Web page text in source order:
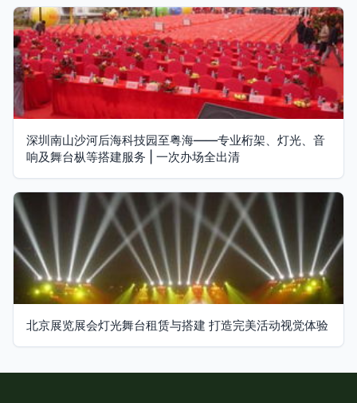
深圳南山沙河后海科技园至粤海——专业桁架、灯光、音
响及舞台枞等搭建服务 | 一次办场全出清
北京展览展会灯光舞台租赁与搭建 打造完美活动视觉体验